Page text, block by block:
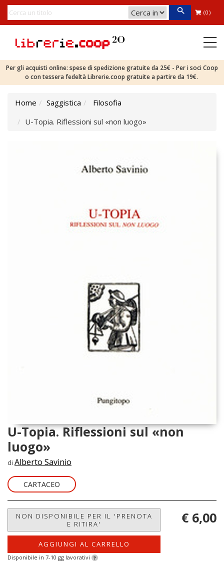
(0)
Per gli acquisti online: spese di spedizione gratuite da 25€ - Per i soci Coop
o con tessera fedeltà Librerie.coop gratuite a partire da 19€.
Home Saggistica
Filosofia
U-Topia. Riflessioni sul «non luogo»
U-Topia. Riflessioni sul «non
luogo»
di Alberto Savinio
CARTACEO
NON DISPONIBILE PER IL 'PRENOTA
E RITIRA'
AGGIUNGI AL CARRELLO
Disponibile in 7-10 gg lavorativi ?
€ 6,00